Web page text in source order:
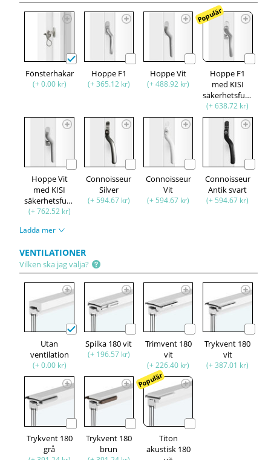
Fönsterhakar
(+ 0.00 kr)
Hoppe F1
(+ 365.12 kr)
Hoppe Vit
(+ 488.92 kr)
Populär
Hoppe F1
med KISI
säkerhetsfunktion
(+ 638.72 kr)
Hoppe Vit
med KISI
säkerhetsfunktion
(+ 762.52 kr)
Connoisseur
Silver
(+ 594.67 kr)
Connoisseur
Vit
(+ 594.67 kr)
Connoisseur
Antik svart
(+ 594.67 kr)
Ladda mer
VENTILATIONER
Vilken ska jag välja?
Utan
ventilation
(+ 0.00 kr)
Spilka 180 vit
(+ 196.57 kr)
Trimvent 180
vit
(+ 226.40 kr)
Trykvent 180
vit
(+ 387.01 kr)
Trykvent 180
grå
Trykvent 180
brun
Populär
Titon
akustisk 180